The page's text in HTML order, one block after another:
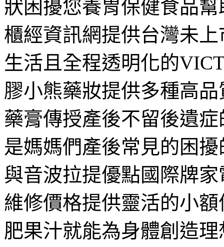
狀困擾您養胃保健食品
櫃經資訊網提供台灣未
生活且全程透明化的
膠小熊藥妝提供多種高
藥膏傳授產後不留後遺
是媽媽們產後常見的困
與音波拉提優點國際牌
維修價格提供靈活的小
肥果汁就能為身體創造